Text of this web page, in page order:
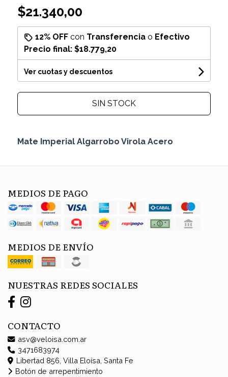
$21.340,00
12% OFFcon Transferenciao Efectivo
Precio final: $18.779,20
Ver cuotas y descuentos
SIN STOCK
Mate Imperial Algarrobo Virola Acero
MEDIOS DE PAGO
MEDIOS DE ENVÍO
NUESTRAS REDES SOCIALES
CONTACTO
asv@veloisa.com.ar
3471683974
Libertad 856, Villa Eloísa, Santa Fe
Botón de arrepentimiento